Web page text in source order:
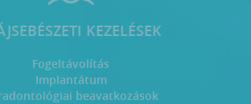
KEZELÉSEK
Fogeltávolítás
Implantátum
beavatkozások